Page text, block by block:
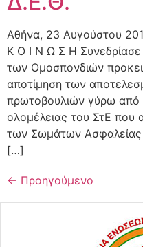
Αθήνα, 23 Αυγούστου
Κ Ο Ι Ν Ω Σ Η
των Ομοσπονδιών
αποτίμηση των
πρωτοβουλιών γύρω από
ολομέλειας του ΣτΕ που
των Σωμάτων Ασφαλείας
[…]
← Προηγούμενο